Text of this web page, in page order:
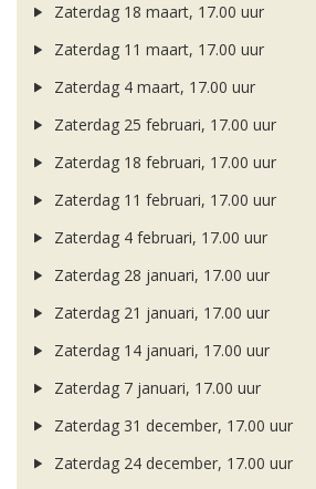
Zaterdag 18 maart, 17.00 uur
Zaterdag 11 maart, 17.00 uur
Zaterdag 4 maart, 17.00 uur
Zaterdag 25 februari, 17.00 uur
Zaterdag 18 februari, 17.00 uur
Zaterdag 11 februari, 17.00 uur
Zaterdag 4 februari, 17.00 uur
Zaterdag 28 januari, 17.00 uur
Zaterdag 21 januari, 17.00 uur
Zaterdag 14 januari, 17.00 uur
Zaterdag 7 januari, 17.00 uur
Zaterdag 31 december, 17.00 uur
Zaterdag 24 december, 17.00 uur